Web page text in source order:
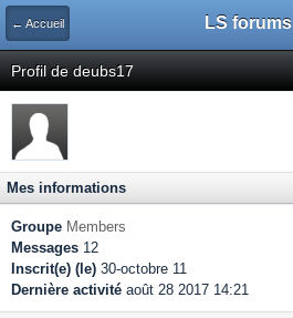
← Accueil LS forums
Profil de deubs17
Mes informations
Groupe Members
Messages 12
Inscrit(e) (le) 30-octobre 11
Dernière activité août 28 2017 14:21